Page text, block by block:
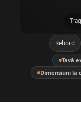
Rebord
Tavă
Dimensiuni la